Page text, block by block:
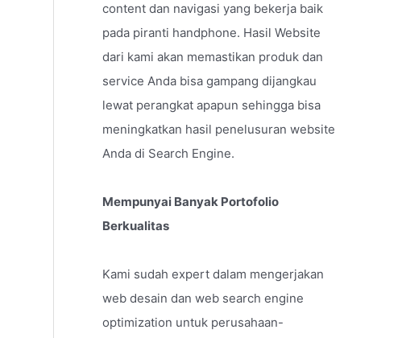
content dan navigasi yang bekerja baik
pada piranti handphone. Hasil Website
dari kami akan memastikan produk dan
service Anda bisa gampang dijangkau
lewat perangkat apapun sehingga bisa
meningkatkan hasil penelusuran website
Anda di Search Engine.
Mempunyai Banyak Portofolio
Berkualitas
Kami sudah expert dalam mengerjakan
web desain dan web search engine
optimization untuk perusahaan-